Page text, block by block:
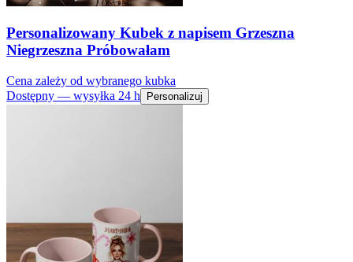
Personalizowany Kubek z napisem Grzeszna
Niegrzeszna Próbowałam
Cena zależy od wybranego kubka
Dostępny — wysyłka 24 h
Personalizuj